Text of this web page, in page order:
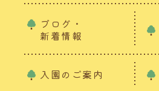
ブログ・
新着情報
入園のご案内